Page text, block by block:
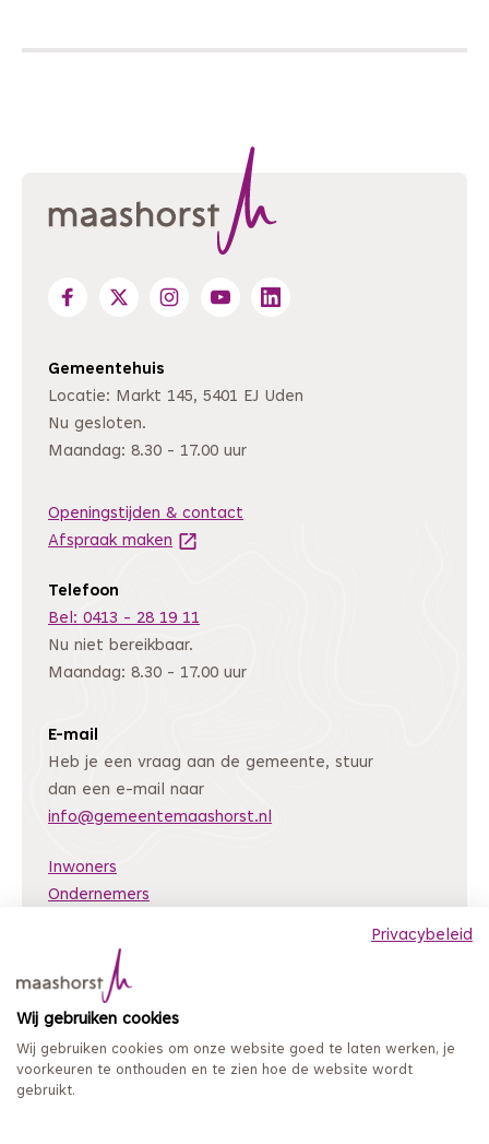
Privacybeleid
Wij gebruiken cookies
Wij gebruiken cookies om onze website goed te laten werken, je
voorkeuren te onthouden en te zien hoe de website wordt
gebruikt.
Gemeentehuis
Locatie: Markt 145, 5401 EJ Uden
Nu gesloten.
Maandag: 8.30 - 17.00 uur
Openingstijden & contact
Afspraak maken (Deze link gaat naar een andere
Telefoon
Bel: 0413 - 28 19 11
Nu niet bereikbaar.
Maandag: 8.30 - 17.00 uur
E-mail
Heb je een vraag aan de gemeente, stuur
dan een e-mail naar
info@gemeentemaashorst.nl
Inwoners
Ondernemers
Archiefweb(Deze link gaat naar een andere website)
Coordinated Vulnerability Disclosure
Mijn loket
Privacy en persoonsgegevens